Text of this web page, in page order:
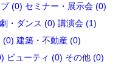
(0) セミナー・展示会 (0)
・ダンス (0) 講演会 (1)
(0) 建築・不動産 (0)
ビューティ (0) その他 (0)